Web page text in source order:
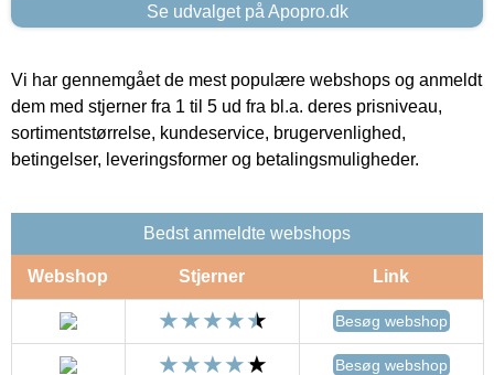
Se udvalget på Apopro.dk
Vi har gennemgået de mest populære webshops og anmeldt
dem med stjerner fra 1 til 5 ud fra bl.a. deres prisniveau,
sortimentstørrelse, kundeservice, brugervenlighed,
betingelser, leveringsformer og betalingsmuligheder.
Bedst anmeldte webshops
Webshop Stjerner Link
Besøg webshop
Besøg webshop